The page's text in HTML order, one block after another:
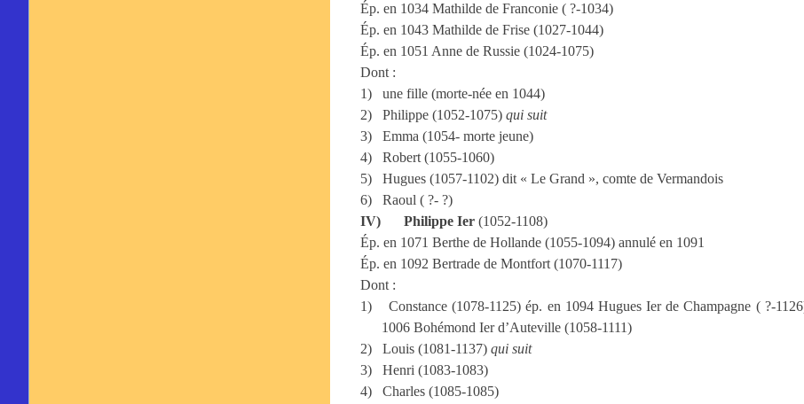
Ép. en 1034 Mathilde de Franconie ( ?-1034)
Ép. en 1043 Mathilde de Frise (1027-1044)
Ép. en 1051 Anne de Russie (1024-1075)
Dont :
1)
une fille (morte-née en 1044)
2)
Philippe (1052-1075)qui suit
3)
Emma (1054- morte jeune)
4)
Robert (1055-1060)
5)
Hugues (1057-1102) dit « Le Grand », comte de Vermandois
6)
Raoul ( ?- ?)
IV)
Philippe Ier(1052-1108)
Ép. en 1071 Berthe de Hollande (1055-1094) annulé en 1091
Ép. en 1092 Bertrade de Montfort (1070-1117)
Dont :
1)
Constance (1078-1125) ép. en 1094 Hugues Ier de Champagne ( ?-
1006 Bohémond Ier d’Auteville (1058-1111)
2)
Louis (1081-1137)qui suit
3)
Henri (1083-1083)
4)
Charles (1085-1085)